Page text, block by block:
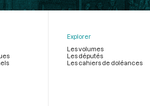
Explorer
Les volumes
Les députés
Les cahiers de doléances